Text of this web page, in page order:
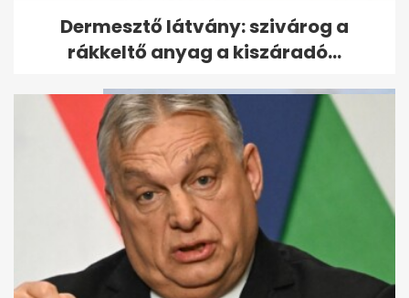
Kvíz: felismered az ikonikus
filmek családjait?
Dermesztő látvány: szivárog a
rákkeltő anyag a kiszáradó...